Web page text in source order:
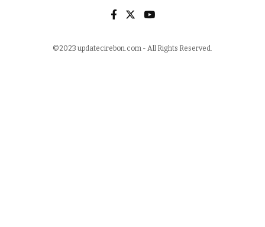
©2023 updatecirebon.com - All Rights Reserved.